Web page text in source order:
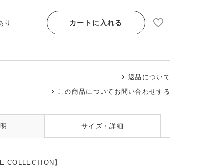
り カートに入れる
返品について
この商品についてお問い合わせする
サイズ・詳細
COLLECTION】